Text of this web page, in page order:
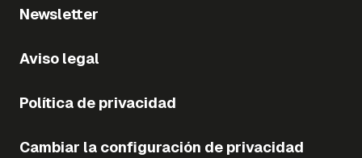
Newsletter
Aviso legal
Política de privacidad
Cambiar la configuración de privacidad